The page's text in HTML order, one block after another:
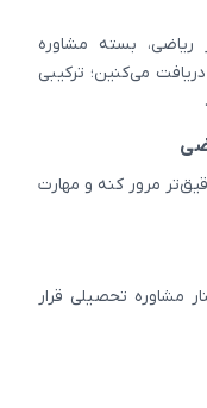
بسته مشاوره
هم با ۸۰٪ تخفیف دریافت می‌کنین؛ ترکیبی
مرور کنه و مهارت
مشاوره تحصیلی قرار